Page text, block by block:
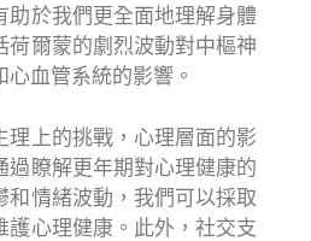
助於我們更全面地理解身體
荷爾蒙的劇烈波動對中樞神
血管系統的影響。
理上的挑戰，心理層面的影
過瞭解更年期對心理健康的
和情緒波動，我們可以採取
護心理健康。此外，社交支